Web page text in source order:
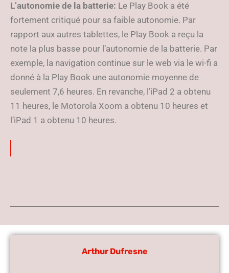
L’autonomie de la batterie: Le Play Book a été
fortement critiqué pour sa faible autonomie. Par
rapport aux autres tablettes, le Play Book a reçu la
note la plus basse pour l’autonomie de la batterie. Par
exemple, la navigation continue sur le web via le wi-fi a
donné à la Play Book une autonomie moyenne de
seulement 7,6 heures. En revanche, l’iPad 2 a obtenu
11 heures, le Motorola Xoom a obtenu 10 heures et
l’iPad 1 a obtenu 10 heures.
Arthur Dufresne